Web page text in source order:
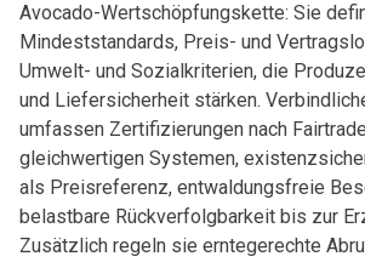
Avocado-Wertschöpfungskette: Sie
Mindeststandards, Preis- und
Umwelt- und Sozialkriterien, die
und Liefersicherheit stärken.
umfassen Zertifizierungen nach
gleichwertigen Systemen,
als Preisreferenz, entwaldungsfreie
belastbare Rückverfolgbarkeit bis zur
Zusätzlich regeln sie erntegerechte